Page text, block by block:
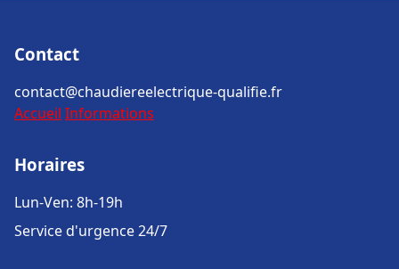
Contact
contact@chaudiereelectrique-qualifie.fr
Accueil Informations
Horaires
Lun-Ven: 8h-19h
Service d'urgence 24/7